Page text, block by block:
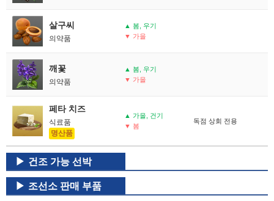
살구씨
의약품
▲ 봄, 우기
▼ 가을
깨꽃
의약품
▲ 봄, 우기
▼ 가을
페타 치즈
식료품
명산품
▲ 가을, 건기
▼ 봄
독점 상회 전용
건조 가능 선박
조선소 판매 부품